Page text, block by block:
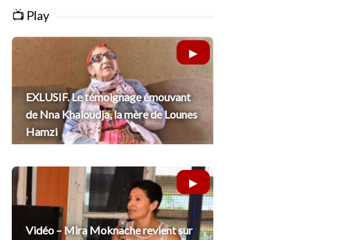
📺 Play
EXLUSIF. Le témoignage émouvant
de Nna Khaloudja, la mère de Lounes
Hamzi
Vidéo – Mira Moknache revient sur